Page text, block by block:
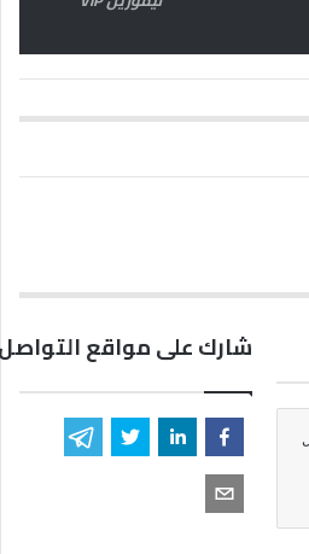
شارك على مواقع